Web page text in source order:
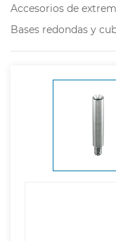
Accesorios de
Bases redondas y